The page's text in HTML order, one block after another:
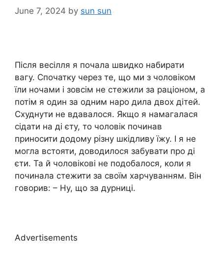
June 7, 2024 by sun sun
Після весілля я почала швидко набирати
вагу. Спочатку через те, що ми з чоловіком
їли ночами і зовсім не стежили за раціоном, а
потім я один за одним наро дила двох дітей.
Схуднути не вдавалося. Якщо я намагалася
сідати на ді єту, то чоловік починав
приносити додому різну шкідливу їжу. І я не
могла встояти, доводилося забувати про ді
єти. Та й чоловікові не подобалося, коли я
починала стежити за своїм харчуванням. Він
говорив: – Ну, що за дурниці.
Advertisements